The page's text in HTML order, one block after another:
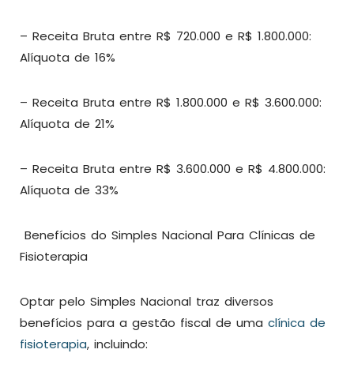
– Receita Bruta entre R$ 720.000 e R$ 1.800.000:
Alíquota de 16%
– Receita Bruta entre R$ 1.800.000 e R$ 3.600.000:
Alíquota de 21%
– Receita Bruta entre R$ 3.600.000 e R$ 4.800.000:
Alíquota de 33%
Benefícios do Simples Nacional Para Clínicas de
Fisioterapia
Optar pelo Simples Nacional traz diversos
benefícios para a gestão fiscal de uma clínica de
fisioterapia, incluindo: